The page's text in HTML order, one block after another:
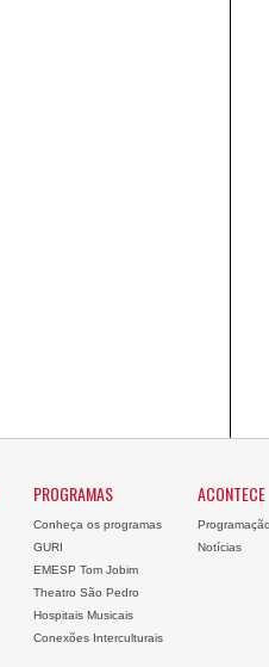
PROGRAMAS
Conheça os programas
GURI
EMESP Tom Jobim
Theatro São Pedro
Hospitais Musicais
Conexões Interculturais
ACONTECE
Programação
Notícias